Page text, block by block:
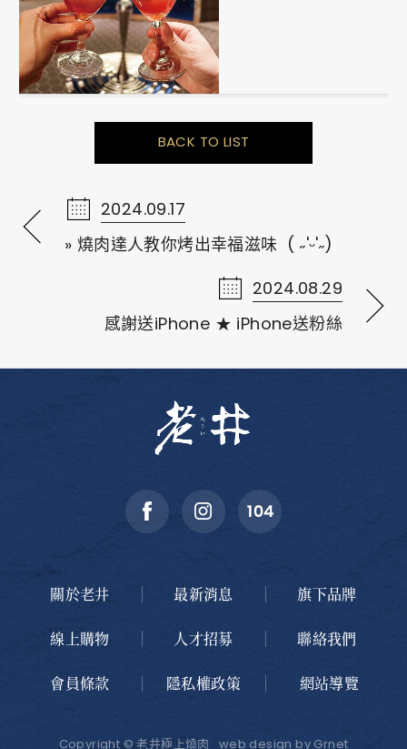
2024.09.17
» 燒肉達人教你烤出幸福滋味 ‎ ( ˶'ᵕ'˶)
BACK TO LIST
2024.08.29
感謝送iPhone ★ iPhone送粉絲
關於老井 最新消息 旗下品牌
線上購物 人才招募 聯絡我們
會員條款 隱私權政策 網站導覽
Copyright © 老井極上燒肉 web design by Grnet